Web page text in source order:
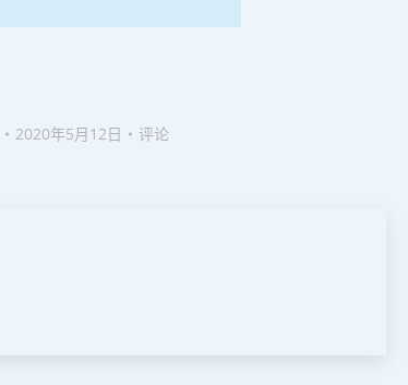
2020年5月12日 评论